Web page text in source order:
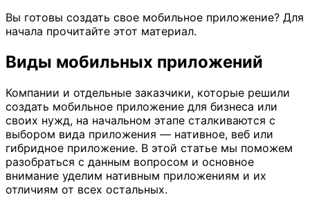
Вы готовы создать свое мобильное приложение? Для
начала прочитайте этот материал.
Виды мобильных приложений
Компании и отдельные заказчики, которые решили
создать мобильное приложение для бизнеса или
своих нужд, на начальном этапе сталкиваются с
выбором вида приложения — нативное, веб или
гибридное приложение. В этой статье мы поможем
разобраться с данным вопросом и основное
внимание уделим нативным приложениям и их
отличиям от всех остальных.